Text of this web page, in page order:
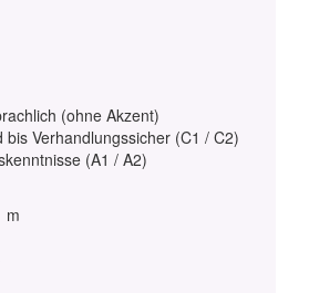
(ohne Akzent)
bis Verhandlungssicher (C1 / C2)
(A1 / A2)
m